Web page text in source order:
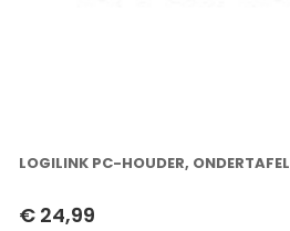
LOGILINK PC-HOUDER, ONDERTAFEL
€ 24,99